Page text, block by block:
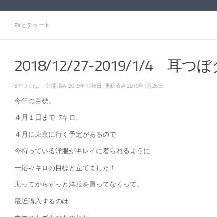
FXとチャート
2018/12/27-2019/1/4 耳つぼ
BY つくね。 · 公開済み 2019年1月6日 · 更新済み 2019年1月26日
今年の目標。
４月１日まで-7キロ。
４月に東京に行く予定があるので
今持っている洋服がキレイに着られるように
一応-7キロの目標と立てました！
太ってからずっと洋服を買ってなくって。
最近購入するのは